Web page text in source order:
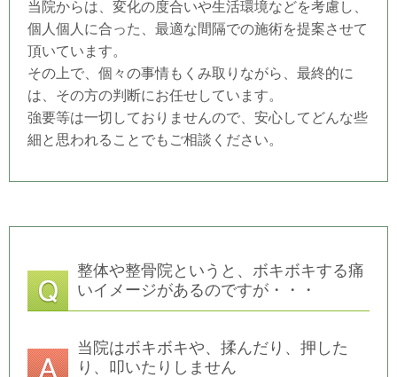
当院からは、変化の度合いや生活環境などを考慮し、
個人個人に合った、最適な間隔での施術を提案させて
頂いています。
その上で、個々の事情もくみ取りながら、最終的に
は、その方の判断にお任せしています。
強要等は一切しておりませんので、安心してどんな些
細と思われることでもご相談ください。
整体や整骨院というと、ボキボキする痛
いイメージがあるのですが・・・
当院はボキボキや、揉んだり、押した
り、叩いたりしません